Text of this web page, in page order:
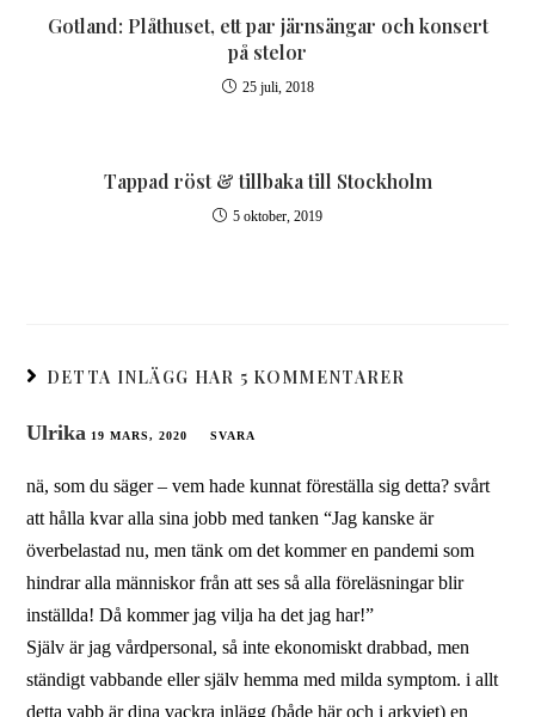
Gotland: Plåthuset, ett par järnsängar och konsert
på stelor
25 juli, 2018
Tappad röst & tillbaka till Stockholm
5 oktober, 2019
DETTA INLÄGG HAR 5 KOMMENTARER
Ulrika 19 MARS, 2020 SVARA
nä, som du säger – vem hade kunnat föreställa sig detta? svårt
att hålla kvar alla sina jobb med tanken “Jag kanske är
överbelastad nu, men tänk om det kommer en pandemi som
hindrar alla människor från att ses så alla föreläsningar blir
inställda! Då kommer jag vilja ha det jag har!”
Själv är jag vårdpersonal, så inte ekonomiskt drabbad, men
ständigt vabbande eller själv hemma med milda symptom. i allt
detta vabb är dina vackra inlägg (både här och i arkviet) en